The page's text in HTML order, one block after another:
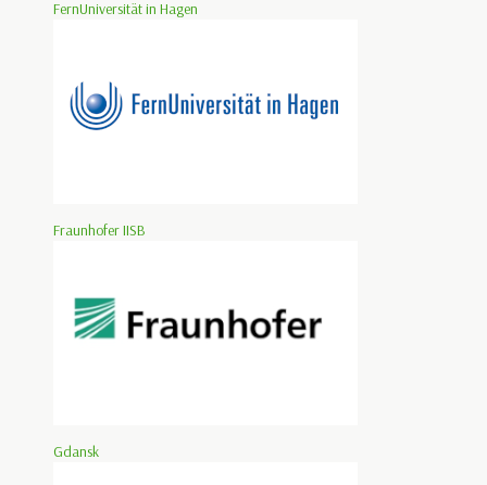
FernUniversität in Hagen
Fraunhofer IISB
Gdansk